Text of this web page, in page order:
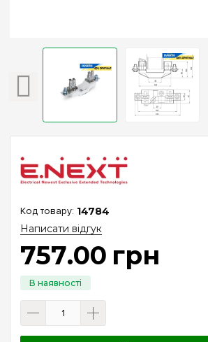
14784
Написати відгук
757.00 грн